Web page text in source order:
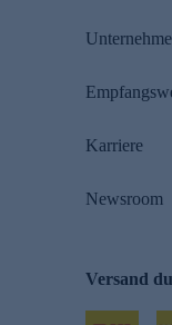
Karriere
Newsroom
Versand